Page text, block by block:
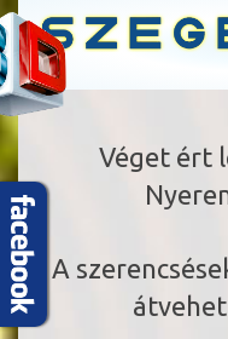
Véget ért
A